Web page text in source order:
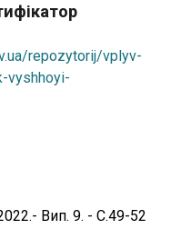
repozytorij/vplyv-
vyshhoyi-
Вип. 9. - С.49-52